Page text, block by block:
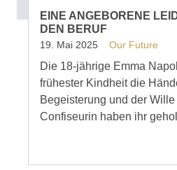
EINE ANGEBORENE
DEN BERUF
19. Mai 2025 Our Future
Die 18-jährige Emma
frühester Kindheit die
Begeisterung und der
Confiseurin haben ihr